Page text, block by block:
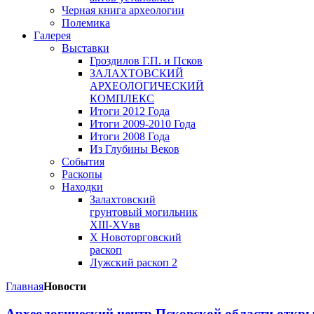
Черная книга археологии
Полемика
Галерея
Выставки
Гроздилов Г.П. и Псков
ЗАЛАХТОВСКИЙ
АРХЕОЛОГИЧЕСКИЙ
КОМПЛЕКС
Итоги 2012 Года
Итоги 2009-2010 Года
Итоги 2008 Года
Из Глубины Веков
События
Раскопы
Находки
Залахтовский
грунтовый могильник
XIII-XVвв
X Новоторговский
раскоп
Лужский раскоп 2
ГлавнаяНовости